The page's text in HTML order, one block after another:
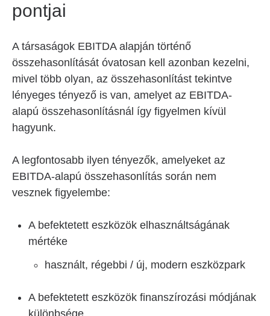
pontjai
A társaságok EBITDA alapján történő
összehasonlítását óvatosan kell azonban kezelni,
mivel több olyan, az összehasonlítást tekintve
lényeges tényező is van, amelyet az EBITDA-
alapú összehasonlításnál így figyelmen kívül
hagyunk.
A legfontosabb ilyen tényezők, amelyeket az
EBITDA-alapú összehasonlítás során nem
vesznek figyelembe:
A befektetett eszközök elhasználtságának
mértéke
használt, régebbi / új, modern eszközpark
A befektetett eszközök finanszírozási módjának
különbsége